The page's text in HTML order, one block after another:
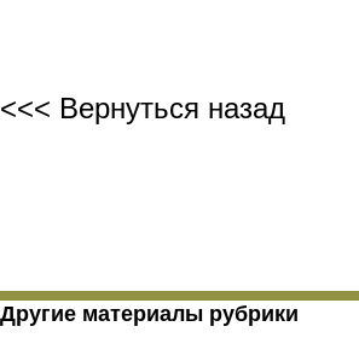
<<< Вернуться назад
Другие материалы рубрики